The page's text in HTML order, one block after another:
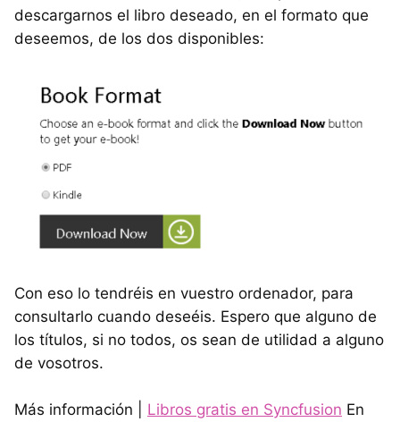
descargarnos el libro deseado, en el formato que
deseemos, de los dos disponibles:
Con eso lo tendréis en vuestro ordenador, para
consultarlo cuando deseéis. Espero que alguno de
los títulos, si no todos, os sean de utilidad a alguno
de vosotros.
Más información | Libros gratis en Syncfusion En